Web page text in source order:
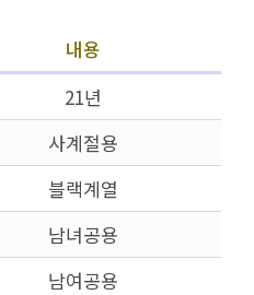
내용
21년
사계절용
블랙계열
남녀공용
남여공용